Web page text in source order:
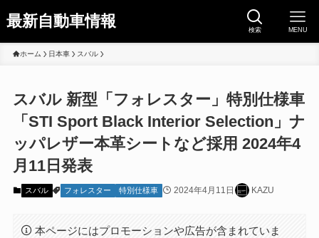
最新自動車情報 検索 MENU
ホーム 日本車 スバル
スバル 新型「フォレスター」特別仕様車
「STI Sport Black Interior Selection」ナ
ッパレザー本革シートなど採用 2024年4
月11日発表
スバル フォレスター 特別仕様車 2024年4月11日 KAZU
本ページにはプロモーションや広告が含まれていま